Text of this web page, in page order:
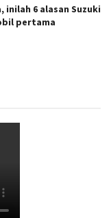
6 alasan Suzuki
pertama